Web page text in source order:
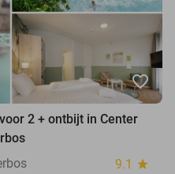
favorite_border
2 + ontbijt in Center
9.1 star